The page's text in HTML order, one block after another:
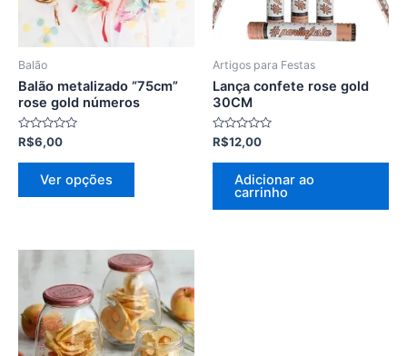
Balão
Balão metalizado “75cm”
rose gold números
Avaliação
0
de
R$6,00
Ver opções
opções
podem
escolhidas
na
produto
Artigos para Festas
Lança confete rose gold
30CM
Avaliação
0
de
R$12,00
Adicionar ao
carrinho
Faixa
de
preço:
R$10,00
através
R$15,00
Este
produto
tem
várias
variantes.